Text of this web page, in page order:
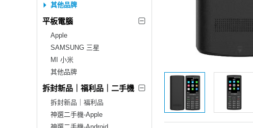
其他品牌
平板電腦
Apple
SAMSUNG 三星
MI 小米
其他品牌
拆封新品｜福利品｜二手機
拆封新品｜福利品
神選二手機-Apple